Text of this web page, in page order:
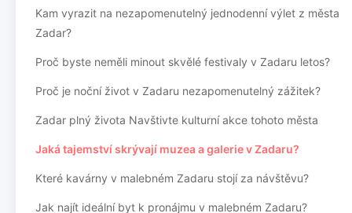
Kam vyrazit na nezapomenutelný jednodenní výlet z města
Zadar?
Proč byste neměli minout skvělé festivaly v Zadaru letos?
Proč je noční život v Zadaru nezapomenutelný zážitek?
Zadar plný života Navštivte kulturní akce tohoto města
Jaká tajemství skrývají muzea a galerie v Zadaru?
Které kavárny v malebném Zadaru stojí za návštěvu?
Jak najít ideální byt k pronájmu v malebném Zadaru?